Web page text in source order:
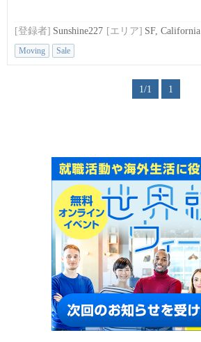
[登録者] Sunshine227 [エリア] SF, California
Moving Sale
1/1 1